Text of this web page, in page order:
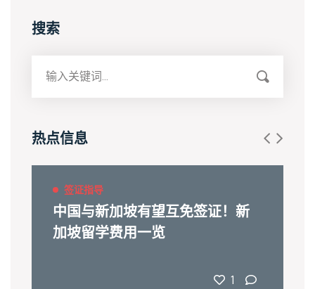
搜索
热点信息
签证指导
中国与新加坡有望互免签证！新
加坡留学费用一览
1